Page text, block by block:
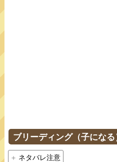
ブリーディング（子になる
ネタバレ注意